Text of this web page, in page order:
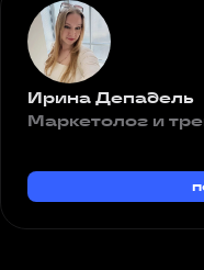
Ирина Депадель
Маркетолог и